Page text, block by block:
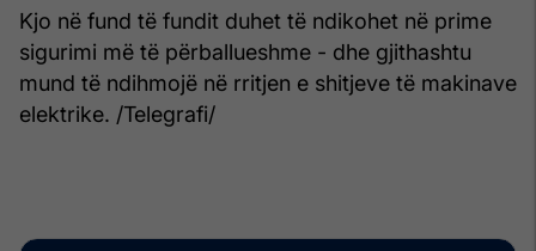
Kjo në fund të fundit duhet të ndikohet në prime
sigurimi më të përballueshme - dhe gjithashtu
mund të ndihmojë në rritjen e shitjeve të makinave
elektrike. /Telegrafi/